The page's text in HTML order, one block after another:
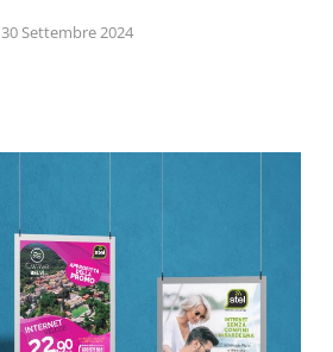
30 Settembre 2024